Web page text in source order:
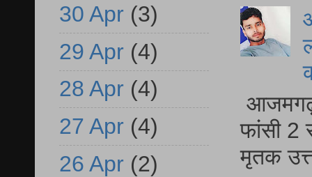
आजमगढ़
फांसी 2
मृतक
30 Apr (3)
29 Apr (4)
28 Apr (4)
27 Apr (4)
26 Apr (2)